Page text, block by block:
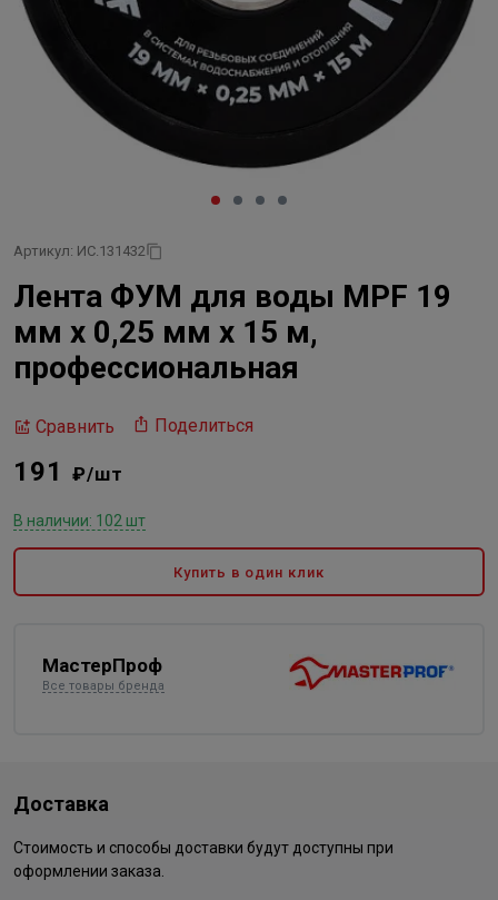
Артикул: ИС.131432
Лента ФУМ для воды MPF 19
мм x 0,25 мм x 15 м,
профессиональная
Сравнить Поделиться
191 ₽/шт
В наличии: 102 шт
Купить в один клик
МастерПроф
Все товары бренда
Доставка
Стоимость и способы доставки будут доступны при
оформлении заказа.